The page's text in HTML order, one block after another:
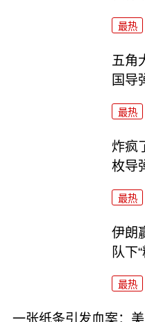
最热
五角
国导
最热
炸疯
枚导
最热
伊朗
队下
最热
一张纸条引发血案：美